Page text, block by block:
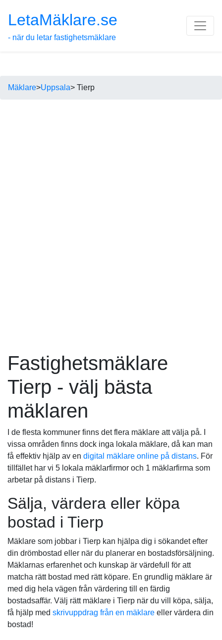
LetaMäklare.se
- när du letar fastighetsmäklare
Mäklare>Uppsala> Tierp
Fastighetsmäklare
Tierp - välj bästa
mäklaren
I de flesta kommuner finns det flera mäklare att välja på. I
vissa områden finns dock inga lokala mäklare, då kan man
få effektiv hjälp av en digital mäklare online på distans. För
tillfället har vi 5 lokala mäklarfirmor och 1 mäklarfirma som
arbetar på distans i Tierp.
Sälja, värdera eller köpa
bostad i Tierp
Mäklare som jobbar i Tierp kan hjälpa dig i sökandet efter
din drömbostad eller när du planerar en bostadsförsäljning.
Mäklarnas erfarenhet och kunskap är värdefull för att
matcha rätt bostad med rätt köpare. En grundlig mäklare är
med dig hela vägen från värdering till en färdig
bostadsaffär. Välj rätt mäklare i Tierp när du vill köpa, sälja,
få hjälp med skrivuppdrag från en mäklare eller värdera din
bostad!